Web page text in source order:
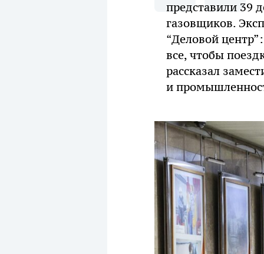
представили 39
газовщиков.
“Деловой
все, чтобы
рассказал
и